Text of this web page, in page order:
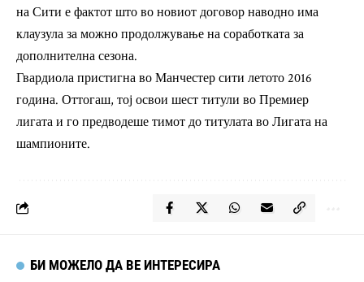
на Сити е фактот што во новиот договор наводно има
клаузула за можно продолжување на соработката за
дополнителна сезона.
Гвардиола пристигна во Манчестер сити летото 2016
година. Оттогаш, тој освои шест титули во Премиер
лигата и го предводеше тимот до титулата во Лигата на
шампионите.
БИ МОЖЕЛО ДА ВЕ ИНТЕРЕСИРА